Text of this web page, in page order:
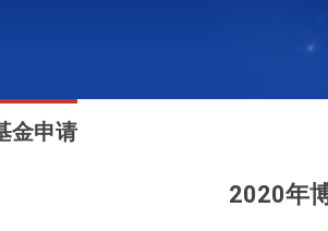
金申请
2020年